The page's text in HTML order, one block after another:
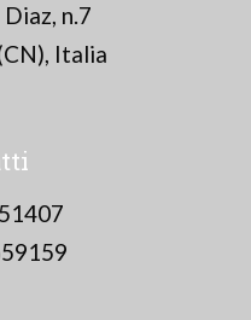
n.7
Italia